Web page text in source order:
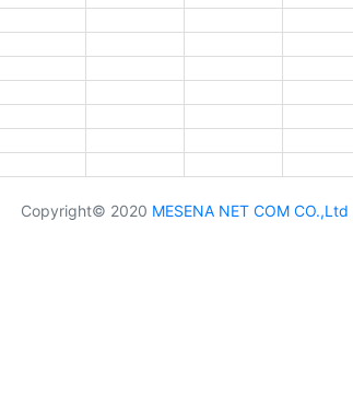
Copyright© 2020 MESENA NET COM CO.,Ltd